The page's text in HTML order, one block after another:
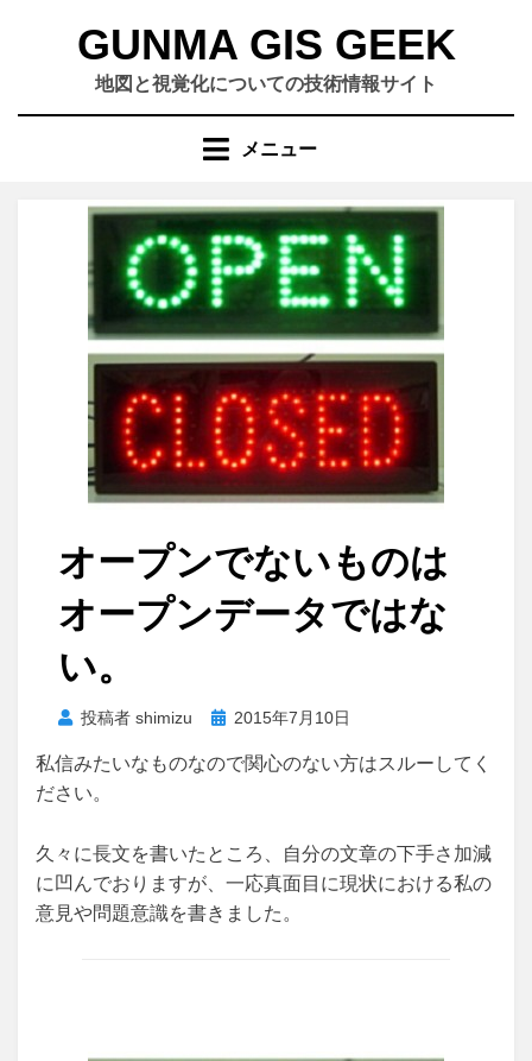
GUNMA GIS GEEK
地図と視覚化についての技術情報サイト
メニュー
オープンでないものは
オープンデータではな
い。
投稿者shimizu
投
日:
2015年7月10日
私信みたいなものなので関心のない方はスルーしてく
ださい。
久々に長文を書いたところ、自分の文章の下手さ加減
に凹んでおりますが、一応真面目に現状における私の
意見や問題意識を書きました。